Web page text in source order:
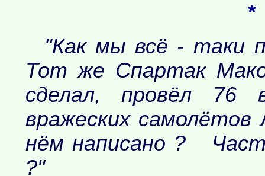
"Как мы всё - таки
Тот же Спартак
сделал, провёл 76
вражеских
нём написано ?
?"